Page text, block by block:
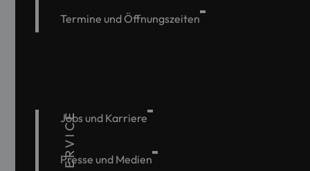
Termine und Öffnungszeiten
SERVICE
Jobs und Karriere
Presse und Medien